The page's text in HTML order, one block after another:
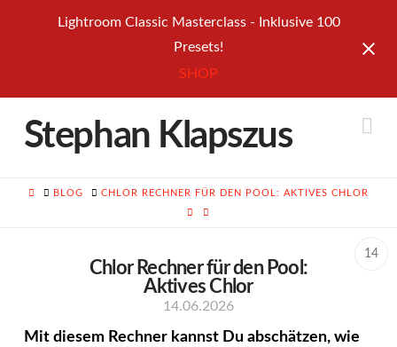
Lightroom Classic Masterclass - Inklusive 100
Presets!
SHOP
Stephan Klapszus
HOMEBLOG CHLOR RECHNER FÜR DEN POOL: AKTIVES CHLOR
14
Chlor Rechner für den Pool:
Aktives Chlor
14.06.2026
Mit diesem Rechner kannst Du abschätzen, wie